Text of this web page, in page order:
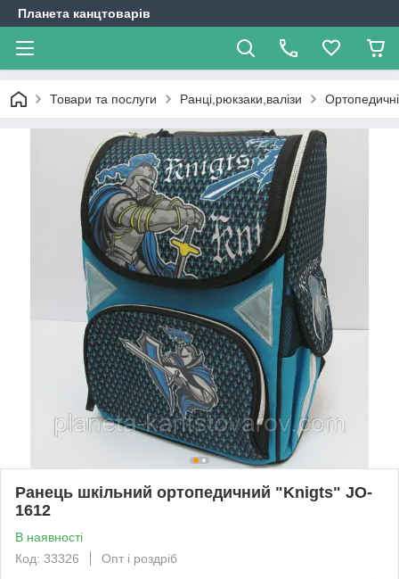
Планета канцтоварів
Товари та послуги Ранці,рюкзаки,валізи
Ранець шкільний ортопедичний "Knigts" JO-
1612
В наявності
Код: 33326
Опт і роздріб